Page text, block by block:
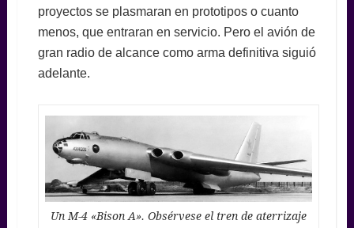
proyectos se plasmaran en prototipos o cuanto
menos, que entraran en servicio. Pero el avión de
gran radio de alcance como arma definitiva siguió
adelante.
Un M-4 «Bison A». Obsérvese el tren de aterrizaje